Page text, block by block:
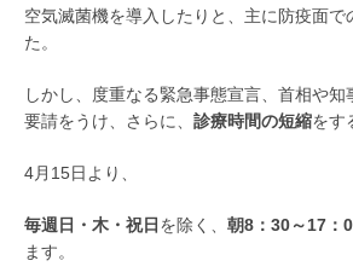
空気滅菌機を導入したりと、主に防疫面で
た。
しかし、度重なる緊急事態宣言、首相や知
要請をうけ、さらに、 診療時間の短縮をす
4月15日より、
毎週日・木・祝日 を除く、 朝8：30～17：
ます。